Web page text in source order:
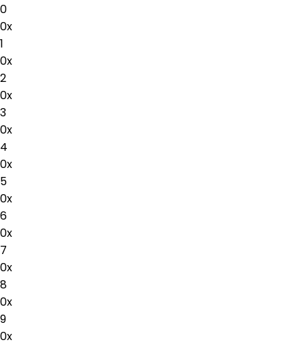
0
0x
1
0x
2
0x
3
0x
4
0x
5
0x
6
0x
7
0x
8
0x
9
0x